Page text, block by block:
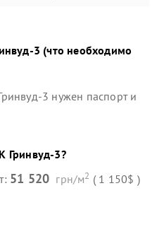
3 (что необходимо
3 нужен паспорт и
Гринвуд-3?
51 520 грн/м2 ( 1 150$ )